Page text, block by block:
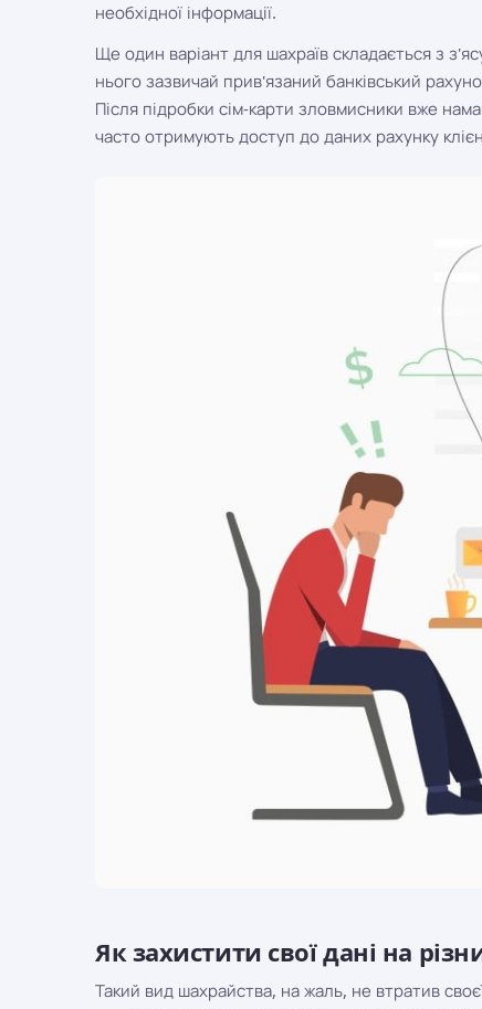
необхідної інформації.
Ще один варіант для шахраїв складається з
нього зазвичай прив'язаний банківський
Після підробки сім-карти зловмисники вже
часто отримують доступ до даних рахунку
Як захистити свої дані на
Такий вид шахрайства, на жаль, не втратив